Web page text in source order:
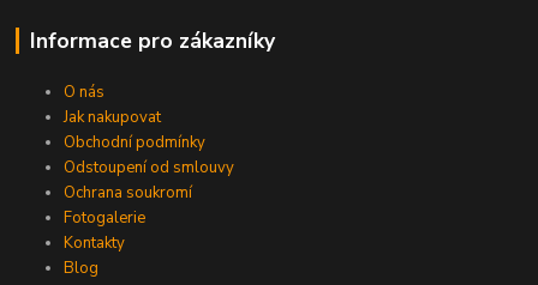
Informace pro zákazníky
O nás
Jak nakupovat
Obchodní podmínky
Odstoupení od smlouvy
Ochrana soukromí
Fotogalerie
Kontakty
Blog